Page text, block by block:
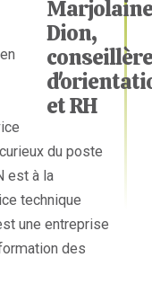
du poste
est à la
technique
une entreprise
des